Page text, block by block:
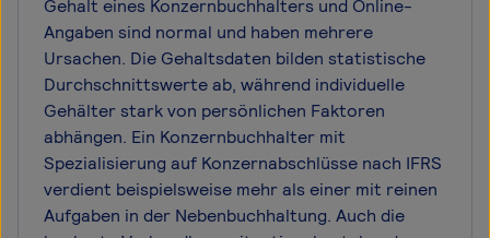
Gehalt eines Konzernbuchhalters und Online-
Angaben sind normal und haben mehrere
Ursachen. Die Gehaltsdaten bilden statistische
Durchschnittswerte ab, während individuelle
Gehälter stark von persönlichen Faktoren
abhängen. Ein Konzernbuchhalter mit
Spezialisierung auf Konzernabschlüsse nach IFRS
verdient beispielsweise mehr als einer mit reinen
Aufgaben in der Nebenbuchhaltung. Auch die